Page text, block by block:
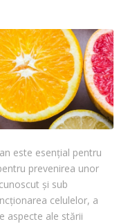
este esențial pentru
prevenirea unor
și sub
celulelor, a
aspecte ale stării